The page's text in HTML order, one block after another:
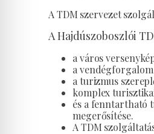
A TDM szervezet
A Hajdúszoboszlói
a város
a
a turizmus
komplex
és a fenntartható
megerősítése.
A TDM